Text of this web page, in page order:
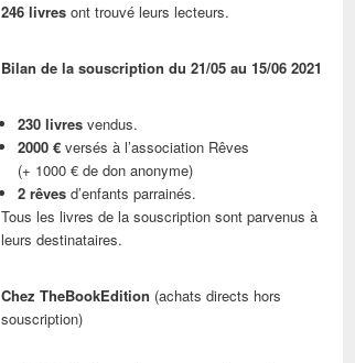
246 livres ont trouvé leurs lecteurs.
Bilan de la souscription du 21/05 au 15/06 2021
230 livres vendus.
2000 € versés à l’association Rêves
(+ 1000 € de don anonyme)
2 rêves d’enfants parrainés.
Tous les livres de la souscription sont parvenus à
leurs destinataires.
Chez TheBookEdition (achats directs hors
souscription)